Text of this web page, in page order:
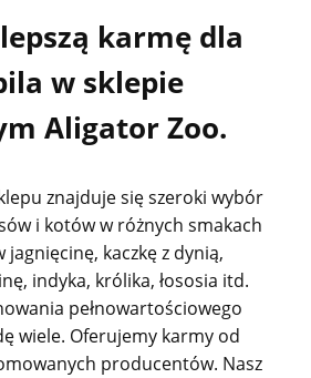
karmę dla
w sklepie
Aligator Zoo.
znajduje się szeroki wybór
i kotów w różnych smakach
kaczkę z dynią,
indyka, królika, łososia itd.
pełnowartościowego
wiele. Oferujemy karmy od
producentów. Nasz